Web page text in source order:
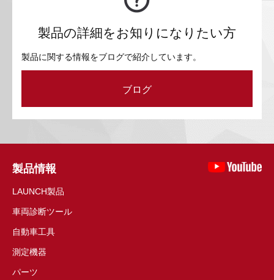
製品の詳細をお知りになりたい方
製品に関する情報をブログで紹介しています。
ブログ
製品情報
LAUNCH製品
車両診断ツール
自動車工具
測定機器
パーツ